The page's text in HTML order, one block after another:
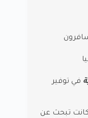
في توفير
كانت تبحث عن